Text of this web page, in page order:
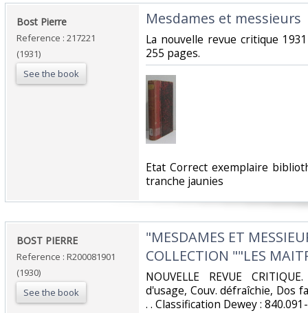
‎Bost Pierre‎
Reference : 217221
(1931)
See the book
‎Mesdames et messieurs‎
‎La nouvelle revue critique
255 pages.‎
‎Etat Correct exemplaire
tranche jaunies‎
‎BOST PIERRE‎
Reference : R200081901
(1930)
See the book
‎"MESDAMES ET
COLLECTION ""LES
‎NOUVELLE REVUE
d'usage, Couv. défraîchie, Dos
. . Classification Dewey :